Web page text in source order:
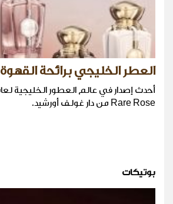
العطر الخليجي برائحة القهوة
Rare Rose من دار غولف أورشيد.
بوتيكات